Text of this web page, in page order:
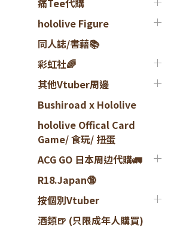
痛Tee代購
hololive Figure
同人誌/書藉📚
彩虹社🌈
其他Vtuber周邊
Bushiroad x Hololive
hololive Offical Card
Game/ 食玩/ 扭蛋
ACG GO 日本周边代購🚛
R18.Japan🔞
按個別Vtuber
酒類🍺 (只限成年人購買)